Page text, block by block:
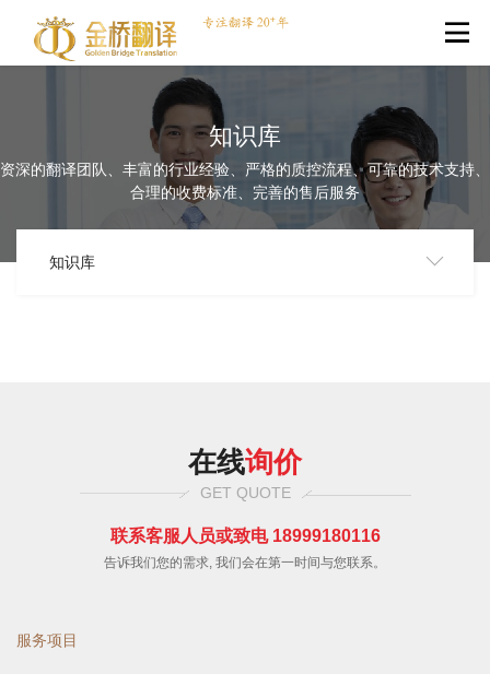
知识库
资深的翻译团队、丰富的行业经验、严格的质控流程、可靠的技术支持、
合理的收费标准、完善的售后服务
知识库
在线询价
GET QUOTE
联系客服人员或致电 18999180116
告诉我们您的需求, 我们会在第一时间与您联系。
服务项目